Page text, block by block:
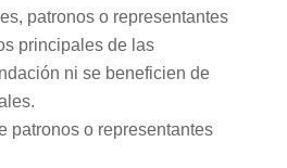
patronos o representantes
principales de las
ni se beneficien de
patronos o representantes